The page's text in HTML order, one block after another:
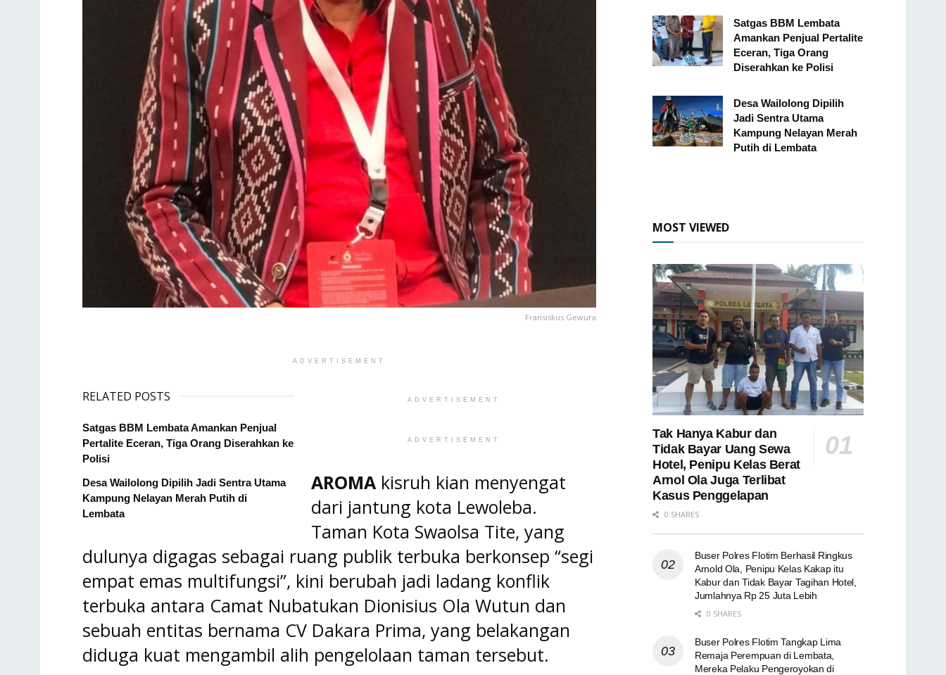
Fransiskus Gewura
ADVERTISEMENT
RELATED POSTS
Satgas BBM Lembata Amankan Penjual
Pertalite Eceran, Tiga Orang Diserahkan ke
Polisi
Desa Wailolong Dipilih Jadi Sentra Utama
Kampung Nelayan Merah Putih di
Lembata
ADVERTISEMENT
ADVERTISEMENT
AROMA kisruh kian menyengat
dari jantung kota Lewoleba.
Taman Kota Swaolsa Tite, yang
dulunya digagas sebagai ruang publik terbuka berkonsep “segi
empat emas multifungsi”, kini berubah jadi ladang konflik
terbuka antara Camat Nubatukan Dionisius Ola Wutun dan
sebuah entitas bernama CV Dakara Prima, yang belakangan
diduga kuat mengambil alih pengelolaan taman tersebut.
Satgas BBM Lembata
Amankan Penjual Pertalite
Eceran, Tiga Orang
Diserahkan ke Polisi
Desa Wailolong Dipilih
Jadi Sentra Utama
Kampung Nelayan Merah
Putih di Lembata
MOST VIEWED
Tak Hanya Kabur dan
Tidak Bayar Uang Sewa
Hotel, Penipu Kelas Berat
Arnol Ola Juga Terlibat
Kasus Penggelapan
0 SHARES
Buser Polres Flotim Berhasil Ringkus
Arnold Ola, Penipu Kelas Kakap itu
Kabur dan Tidak Bayar Tagihan Hotel,
Jumlahnya Rp 25 Juta Lebih
0 SHARES
Buser Polres Flotim Tangkap Lima
Remaja Perempuan di Lembata,
Mereka Pelaku Pengeroyokan di